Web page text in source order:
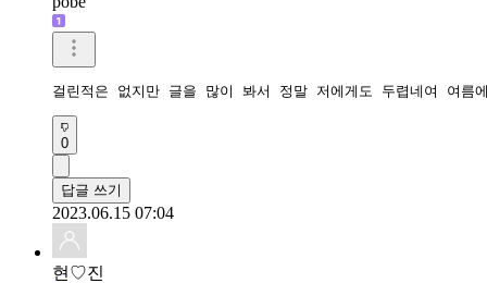
걸린적은 없지만 글을 많이 봐서 정말 저에게도 두렵네여 여
0
답글 쓰기
2023.06.15 07:04
현♡진